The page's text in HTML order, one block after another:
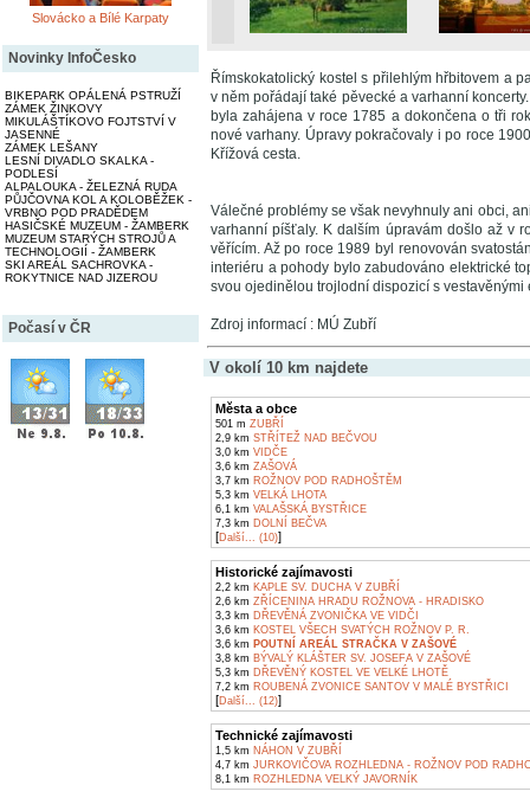
Slovácko a Bílé Karpaty
Novinky InfoČesko
BIKEPARK OPÁLENÁ PSTRUŽÍ
ZÁMEK ŽINKOVY
MIKULÁŠTÍKOVO FOJTSTVÍ V
JASENNÉ
ZÁMEK LEŠANY
LESNÍ DIVADLO SKALKA -
PODLESÍ
ALPALOUKA - ŽELEZNÁ RUDA
PŮJČOVNA KOL A KOLOBĚŽEK -
VRBNO POD PRADĚDEM
HASIČSKÉ MUZEUM - ŽAMBERK
MUZEUM STARÝCH STROJŮ A
TECHNOLOGIÍ - ŽAMBERK
SKI AREÁL SACHROVKA -
ROKYTNICE NAD JIZEROU
Počasí v ČR
Římskokatolický kostel s přilehlým hřbitovem a
v něm pořádají také pěvecké a varhanní
byla zahájena v roce 1785 a dokončena o tři
nové varhany. Úpravy pokračovaly i po roce
Křížová cesta.
Válečné problémy se však nevyhnuly ani obci,
varhanní píšťaly. K dalším úpravám došlo až v
věřícím. Až po roce 1989 byl renovován
interiéru a pohody bylo zabudováno elektrické
svou ojedinělou trojlodní dispozicí s vestavěnými
Zdroj informací : MÚ Zubří
V okolí 10 km najdete
Města a obce
501 m ZUBŘÍ
2,9 km STŘÍTEŽ NAD BEČVOU
3,0 km VIDČE
3,6 km ZAŠOVÁ
3,7 km ROŽNOV POD RADHOŠTĚM
5,3 km VELKÁ LHOTA
6,1 km VALAŠSKÁ BYSTŘICE
7,3 km DOLNÍ BEČVA
[Další... (10)]
Historické zajímavosti
2,2 km KAPLE SV. DUCHA V ZUBŘÍ
2,6 km ZŘÍCENINA HRADU ROŽNOVA - HRADISKO
3,3 km DŘEVĚNÁ ZVONIČKA VE VIDČI
3,6 km KOSTEL VŠECH SVATÝCH ROŽNOV P. R.
3,6 km POUTNÍ AREÁL STRAČKA V ZAŠOVÉ
3,8 km BÝVALÝ KLÁŠTER SV. JOSEFA V ZAŠOVÉ
5,3 km DŘEVĚNÝ KOSTEL VE VELKÉ LHOTĚ
7,2 km ROUBENÁ ZVONICE SANTOV V MALÉ BYSTŘICI
[Další... (12)]
Technické zajímavosti
1,5 km NÁHON V ZUBŘÍ
4,7 km JURKOVIČOVA ROZHLEDNA - ROŽNOV POD
8,1 km ROZHLEDNA VELKÝ JAVORNÍK